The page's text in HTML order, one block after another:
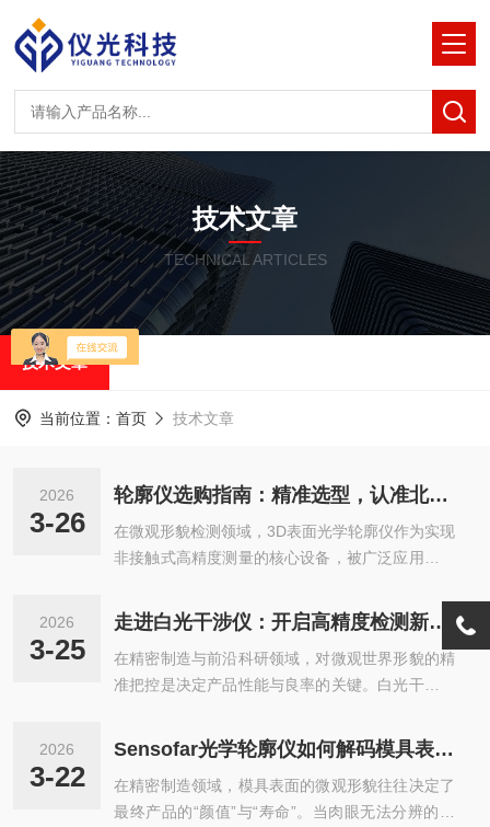
技术文章
TECHNICAL ARTICLES
技术文章
当前位置： 首页 技术文章
2026
3-26
轮廓仪选购指南：精准选型，认准北京仪光科技
在微观形貌检测领域，3D表面光学轮廓仪作为实现
非接触式高精度测量的核心设备，被广泛应用于电
行业，其测量精度与适配能力直接影响科研实验与
工业生产的质量把控。面对市场上多样的仪器品
类，如何依据应用需求选择适配的3D表面光学轮廓
仪，成为众多企业与科研机构的关注重点。北京仪
理商，为国内用户带来了Sneox3D表面光学轮廓仪
服务，为微观形貌测量提供...
2026
3-25
走进白光干涉仪：开启高精度检测新篇章
在精密制造与前沿科研领域，对微观世界形貌的精
准把控是决定产品性能与良率的关键。白光干涉仪
直分辨率与非接触式测量特性，正成为半导体、M
EMS、光学加工等行业质量控制的核心利器。本文
将深入解析白光干涉仪的工作原理与技术优势，揭
示其如何重塑高精度检测标准。一、核心原理：光
2026
3-22
Sensofar光学轮廓仪如何解码模具表面密码
在精密制造领域，模具表面的微观形貌往往决定了
最终产品的“颜值”与“寿命”。当肉眼无法分辨的微